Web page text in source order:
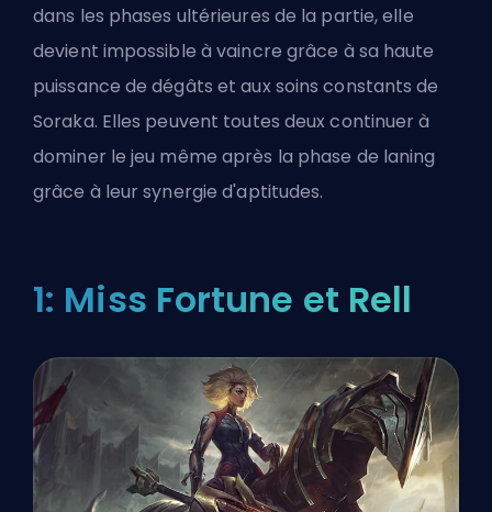
dans les phases ultérieures de la partie, elle
devient impossible à vaincre grâce à sa haute
puissance de dégâts et aux soins constants de
Soraka. Elles peuvent toutes deux continuer à
dominer le jeu même après la phase de laning
grâce à leur synergie d'aptitudes.
1: Miss Fortune et Rell